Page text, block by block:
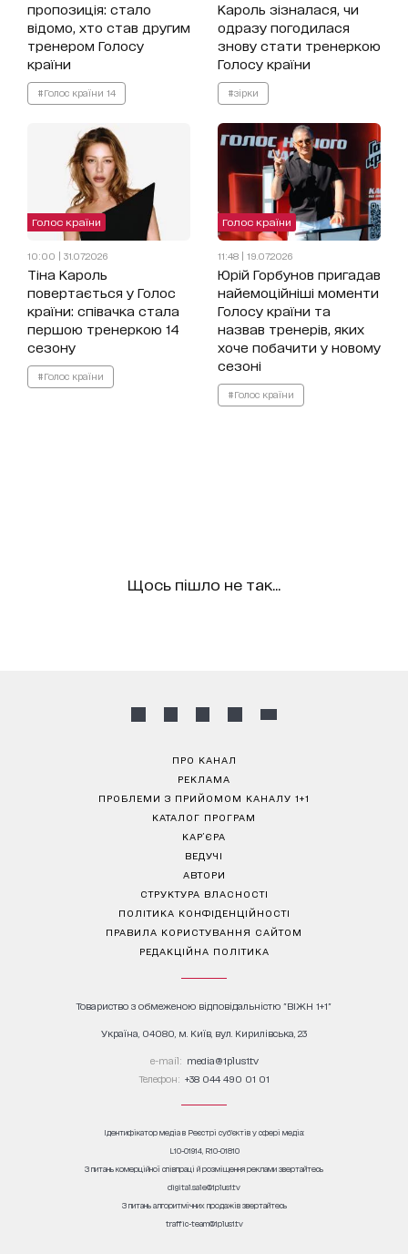
пропозиція: стало
відомо, хто став другим
тренером Голосу
країни
#Голос країни 14
Кароль зізналася, чи
одразу погодилася
знову стати тренеркою
Голосу країни
#зірки
Голос країни
10:00 | 31.07.2026
Тіна Кароль
повертається у Голос
країни: співачка стала
першою тренеркою 14
сезону
#Голос країни
Голос країни
11:48 | 19.07.2026
Юрій Горбунов пригадав
найемоційніші моменти
Голосу країни та
назвав тренерів, яких
хоче побачити у новому
сезоні
#Голос країни
Щось пішло не так...
ПРО КАНАЛ
РЕКЛАМА
ПРОБЛЕМИ З ПРИЙОМОМ КАНАЛУ 1+1
КАТАЛОГ ПРОГРАМ
КАР’ЄРА
ВЕДУЧІ
АВТОРИ
СТРУКТУРА ВЛАСНОСТІ
ПОЛІТИКА КОНФІДЕНЦІЙНОСТІ
ПРАВИЛА КОРИСТУВАННЯ САЙТОМ
РЕДАКЦІЙНА ПОЛІТИКА
Товариство з обмеженою відповідальністю "ВІЖН 1+1"
Україна, 04080, м. Київ, вул. Кирилівська, 23
е-mail: media@1plus1.tv
Телефон: +38 044 490 01 01
Ідентифікатор медіа в Реєстрі суб’єктів у сфері медіа:
L10-01914, R10-01810
З питань комерційної співпраці й розміщення реклами звертайтесь
digital.sale@1plus1.tv
З питань алгоритмічних продажів звертайтесь
traffic-team@1plus1.tv